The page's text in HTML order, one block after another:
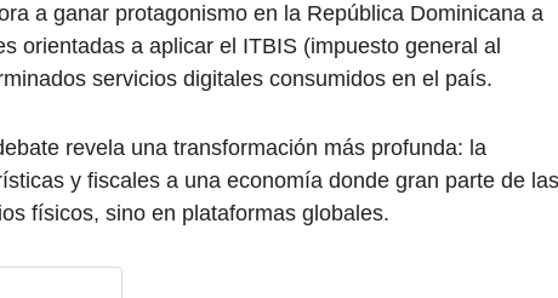
a ganar protagonismo en la República Dominicana a
orientadas a aplicar el ITBIS (impuesto general al
servicios digitales consumidos en el país.
revela una transformación más profunda: la
y fiscales a una economía donde gran parte de las
físicos, sino en plataformas globales.